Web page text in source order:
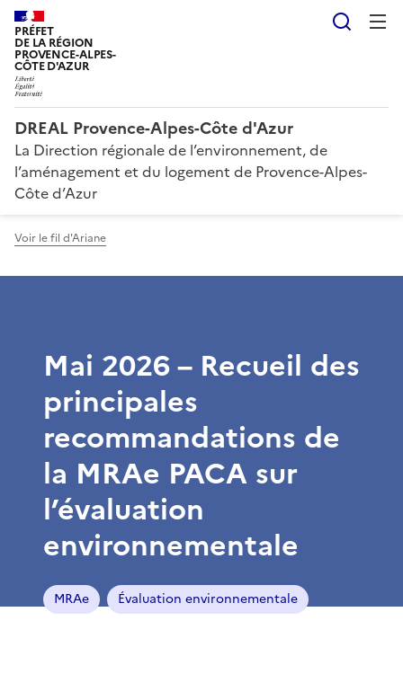
PRÉFET
DE LA RÉGION
PROVENCE-ALPES-
CÔTE D'AZUR
DREAL Provence-Alpes-Côte d'Azur
La Direction régionale de l’environnement, de
l’aménagement et du logement de Provence-Alpes-
Côte d’Azur
Voir le fil d'Ariane
Mai 2026 – Recueil des
principales
recommandations de
la MRAe PACA sur
l’évaluation
environnementale
MRAe Évaluation environnementale